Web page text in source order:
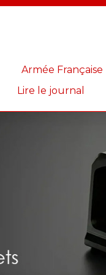
Armée Française
Lire le journal